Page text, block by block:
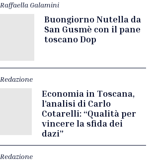
Raffaella Galamini
Buongiorno Nutella da
San Gusmè con il pane
toscano Dop
Redazione
Economia in Toscana,
l’analisi di Carlo
Cotarelli: “Qualità per
vincere la sfida dei
dazi”
Redazione